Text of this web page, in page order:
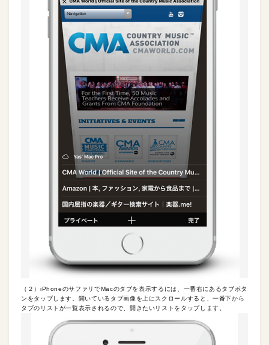
（２）iPhoneのサファリでMacのタブを表示するには、一番右にあるタブボタ
ンをタップします。開いているタブ画像を上にスクロールすると、一番下から
タブのリストが一覧表示されるので、開きたいリストをタップします。